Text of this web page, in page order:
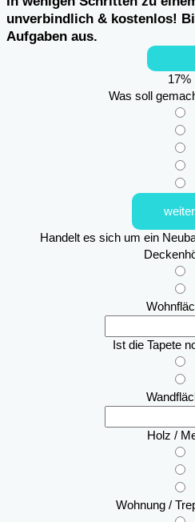
unverbindlich & kostenlos!
Aufgaben aus.
17%
Was soll
weiter
Handelt es sich um ein
Ist die Tapete
Holz /
Wohnung /